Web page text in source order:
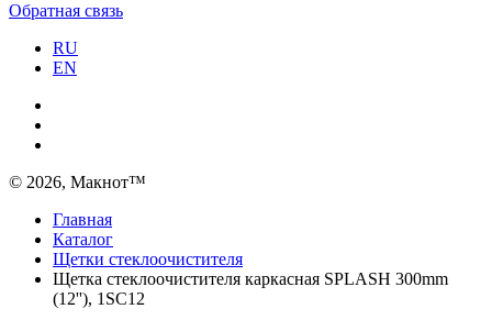
Обратная связь
RU
EN
© 2026, Макнот™
Главная
Каталог
Щетки стеклоочистителя
Щетка стеклоочистителя каркасная SPLASH 300mm
(12''), 1SC12